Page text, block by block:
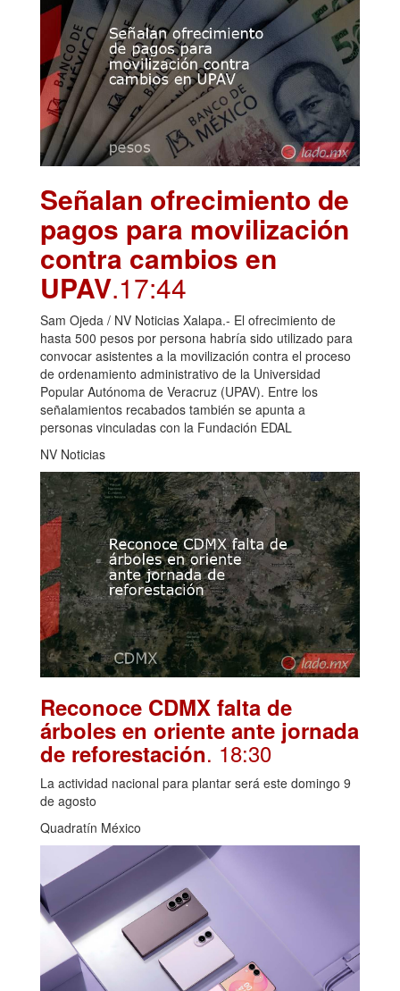
Señalan ofrecimiento de
pagos para movilización
contra cambios en
UPAV.17:44
Sam Ojeda / NV Noticias Xalapa.- El ofrecimiento de
hasta 500 pesos por persona habría sido utilizado para
convocar asistentes a la movilización contra el proceso
de ordenamiento administrativo de la Universidad
Popular Autónoma de Veracruz (UPAV). Entre los
señalamientos recabados también se apunta a
personas vinculadas con la Fundación EDAL
NV Noticias
Reconoce CDMX falta de
árboles en oriente ante jornada
de reforestación. 18:30
La actividad nacional para plantar será este domingo 9
de agosto
Quadratín México